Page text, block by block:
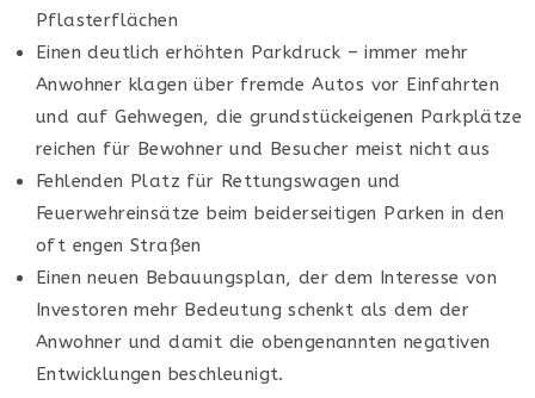
Pflasterflächen
Einen deutlich erhöhten Parkdruck – immer mehr
Anwohner klagen über fremde Autos vor Einfahrten
und auf Gehwegen, die grundstückeigenen Parkplätze
reichen für Bewohner und Besucher meist nicht aus
Fehlenden Platz für Rettungswagen und
Feuerwehreinsätze beim beiderseitigen Parken in den
oft engen Straßen
Einen neuen Bebauungsplan, der dem Interesse von
Investoren mehr Bedeutung schenkt als dem der
Anwohner und damit die obengenannten negativen
Entwicklungen beschleunigt.